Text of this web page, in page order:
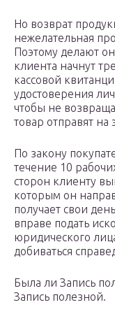
Но возврат
нежелательная
Поэтому делают
клиента начнут
кассовой
удостоверения
чтобы не
товар отправят
По закону
течение 10
сторон клиенту
которым он
получает свои
вправе подать
юридического
добиваться
Была ли Запись
Запись полезной.